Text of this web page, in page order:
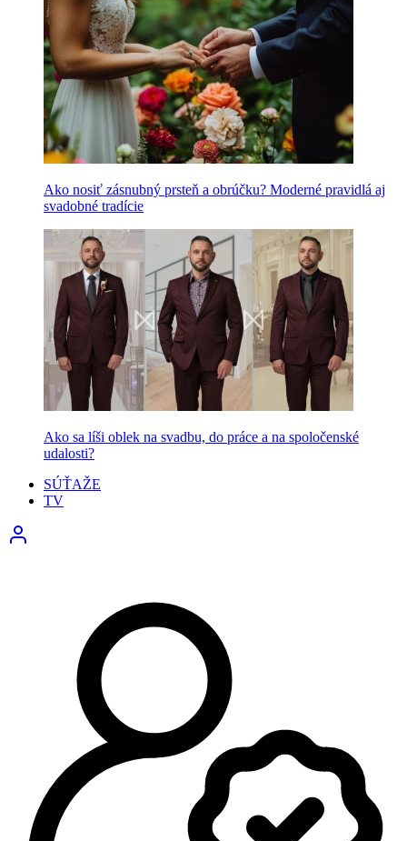
Ako nosiť zásnubný prsteň a obrúčku? Moderné pravidlá aj
svadobné tradície
Ako sa líši oblek na svadbu, do práce a na spoločenské
udalosti?
SÚŤAŽE
TV